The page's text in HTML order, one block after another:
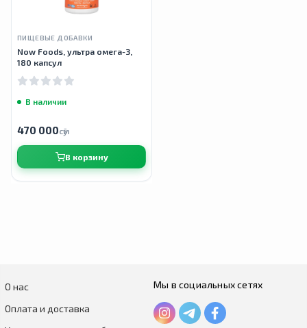
ПИЩЕВЫЕ ДОБАВКИ
Now Foods, ультра омега-3,
180 капсул
В наличии
470 000сӯм
В корзину
О нас
Оплата и доставка
Мы в социальных сетях